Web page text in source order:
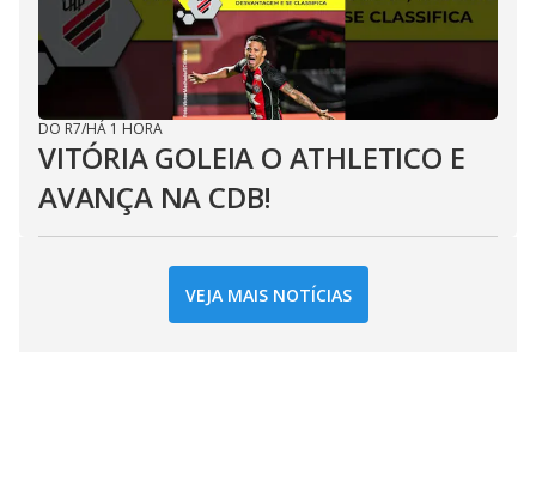
DO R7/HÁ 1 HORA
VITÓRIA GOLEIA O ATHLETICO E
AVANÇA NA CDB!
VEJA MAIS NOTÍCIAS